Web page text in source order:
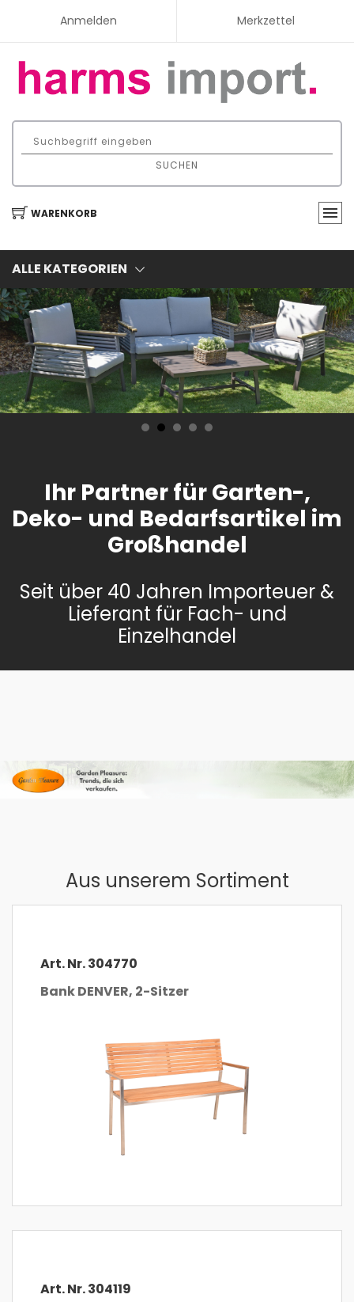
Anmelden Merkzettel
SUCHEN
WARENKORB
ALLE KATEGORIEN
Ihr Partner für Garten-,
Deko- und Bedarfsartikel im
Großhandel
Seit über 40 Jahren Importeuer &
Lieferant für Fach- und
Einzelhandel
Aus unserem Sortiment
Art. Nr. 304770
Bank DENVER, 2-Sitzer
Art. Nr. 304119